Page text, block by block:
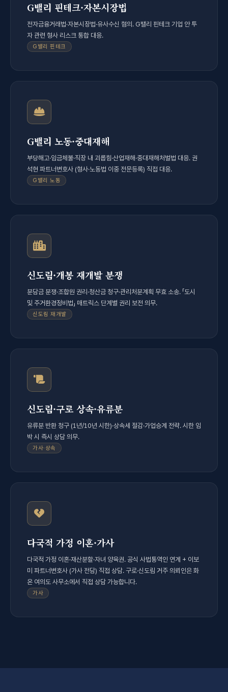
G밸리 핀테크·자본시장법
전자금융거래법·자본시장법·유사수신 혐의. G밸리 핀테크 기업 안 투
자 관련 형사 리스크 통합 대응.
G밸리 핀테크
G밸리 노동·중대재해
부당해고·임금체불·직장 내 괴롭힘·산업재해·중대재해처벌법 대응. 권
석현 파트너변호사 (형사·노동법 이중 전문등록) 직접 대응.
G밸리 노동
신도림·개봉 재개발 분쟁
분담금 분쟁·조합원 권리·청산금 청구·관리처분계획 무효 소송. 「도시
및 주거환경정비법」 매트릭스 단계별 권리 보전 의무.
신도림 재개발
신도림·구로 상속·유류분
유류분 반환 청구 (1년/10년 시한)·상속세 절감·가업승계 전략. 시한 임
박 시 즉시 상담 의무.
가사·상속
다국적 가정 이혼·가사
다국적 가정 이혼·재산분할·자녀 양육권. 공식 사법통역인 연계 + 이보
미 파트너변호사 (가사 전담) 직접 상담. 구로·신도림 거주 의뢰인은 화
온 여의도 사무소에서 직접 상담 가능합니다.
가사